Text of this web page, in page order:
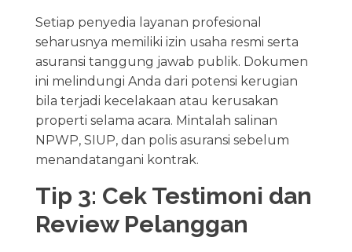
Setiap penyedia layanan profesional
seharusnya memiliki izin usaha resmi serta
asuransi tanggung jawab publik. Dokumen
ini melindungi Anda dari potensi kerugian
bila terjadi kecelakaan atau kerusakan
properti selama acara. Mintalah salinan
NPWP, SIUP, dan polis asuransi sebelum
menandatangani kontrak.
Tip 3: Cek Testimoni dan
Review Pelanggan